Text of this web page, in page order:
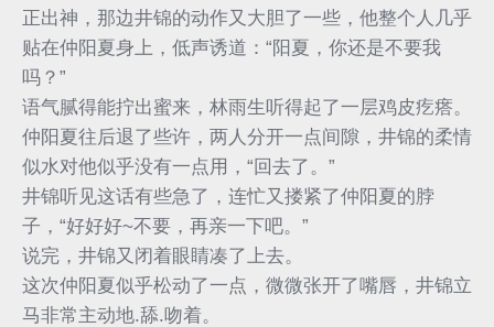
正出神，那边井锦的动作又大胆了一些，他整个人几乎
贴在仲阳夏身上，低声诱道：“阳夏，你还是不要我
吗？”
语气腻得能拧出蜜来，林雨生听得起了一层鸡皮疙瘩。
仲阳夏往后退了些许，两人分开一点间隙，井锦的柔情
似水对他似乎没有一点用，“回去了。”
井锦听见这话有些急了，连忙又搂紧了仲阳夏的脖
子，“好好好~不要，再亲一下吧。”
说完，井锦又闭着眼睛凑了上去。
这次仲阳夏似乎松动了一点，微微张开了嘴唇，井锦立
马非常主动地.舔.吻着。